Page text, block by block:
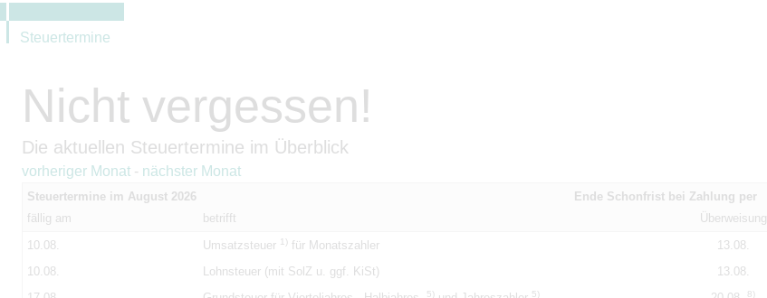
Steuertermine
Nicht vergessen!
Die aktuellen Steuertermine im Überblick
vorheriger Monat - nächster Monat
Steuertermine im August 2026
Ende Schonfrist bei Zahlung per
fällig am
betrifft Überweisung
10.08.
Umsatzsteuer 1) für Monatszahler 13.08.
10.08.
Lohnsteuer (mit SolZ u. ggf. KiSt) 13.08.
5) 5) 8)